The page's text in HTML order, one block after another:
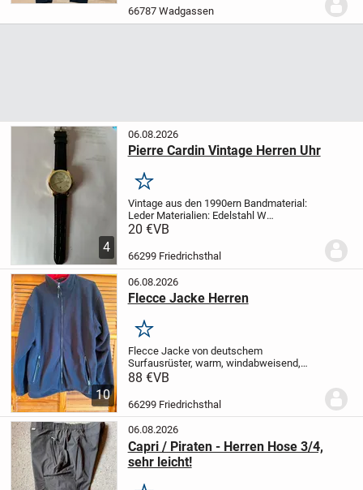
möglich Da Privatverkauf, keine
66787 Wadgassen
4
06.08.2026
Pierre Cardin Vintage Herren Uhr
Merken
Vintage aus den 1990ernBandmaterial:
LederMaterialien: Edelstahl W
Betriebsart: Batterie
2,5 cm x 2,5 cmRiemenlänge - 19,5 cm...
20 €VB
66299 Friedrichsthal
10
06.08.2026
Flecce Jacke Herren
Merken
Flecce Jacke von deutschem
Surfausrüster, warm, windabweisend,
wasserabweisend, robuste
Seitentaschen, , eine Innentasche mit
Reißverschluss,sehr gute Qualität,
88 €VB
66299 Friedrichsthal
06.08.2026
Capri / Piraten - Herren Hose 3/4,
sehr leicht!